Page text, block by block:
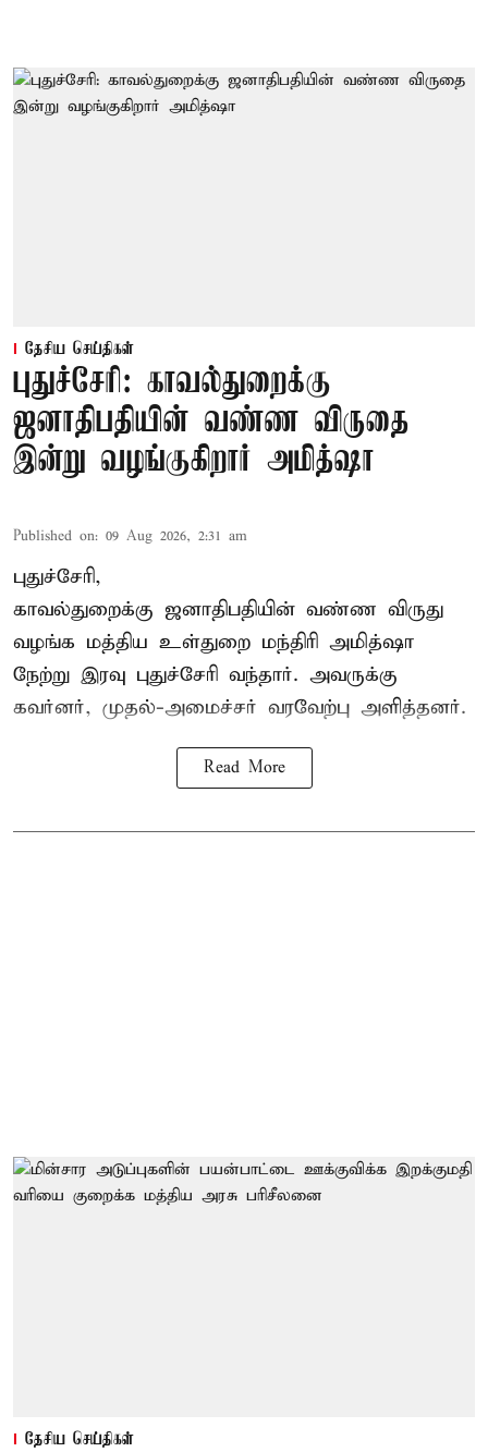
தேசிய செய்திகள்
புதுச்சேரி: காவல்துறைக்கு
ஜனாதிபதியின் வண்ண விருதை
இன்று வழங்குகிறார் அமித்ஷா
Published on: 09 Aug 2026, 2:31 am
புதுச்சேரி,
காவல்துறைக்கு ஜனாதிபதியின் வண்ண விருது
வழங்க மத்திய உள்துறை மந்திரி அமித்ஷா
நேற்று இரவு புதுச்சேரி வந்தார். அவருக்கு
கவர்னர், முதல்-அமைச்சர் வரவேற்பு அளித்தனர்.
Read More
தேசிய செய்திகள்